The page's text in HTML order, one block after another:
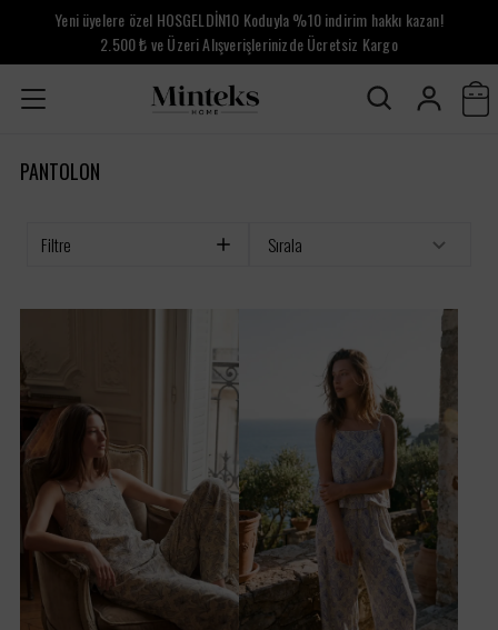
Yeni üyelere özel HOSGELDİN10 Koduyla %10 indirim hakkı kazan!
2.500 ₺ ve Üzeri Alışverişlerinizde Ücretsiz Kargo
PANTOLON
Filtre Sırala